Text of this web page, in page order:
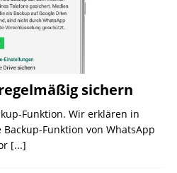
sichern
Funktion. Wir erklären in
Funktion von WhatsApp
[...]